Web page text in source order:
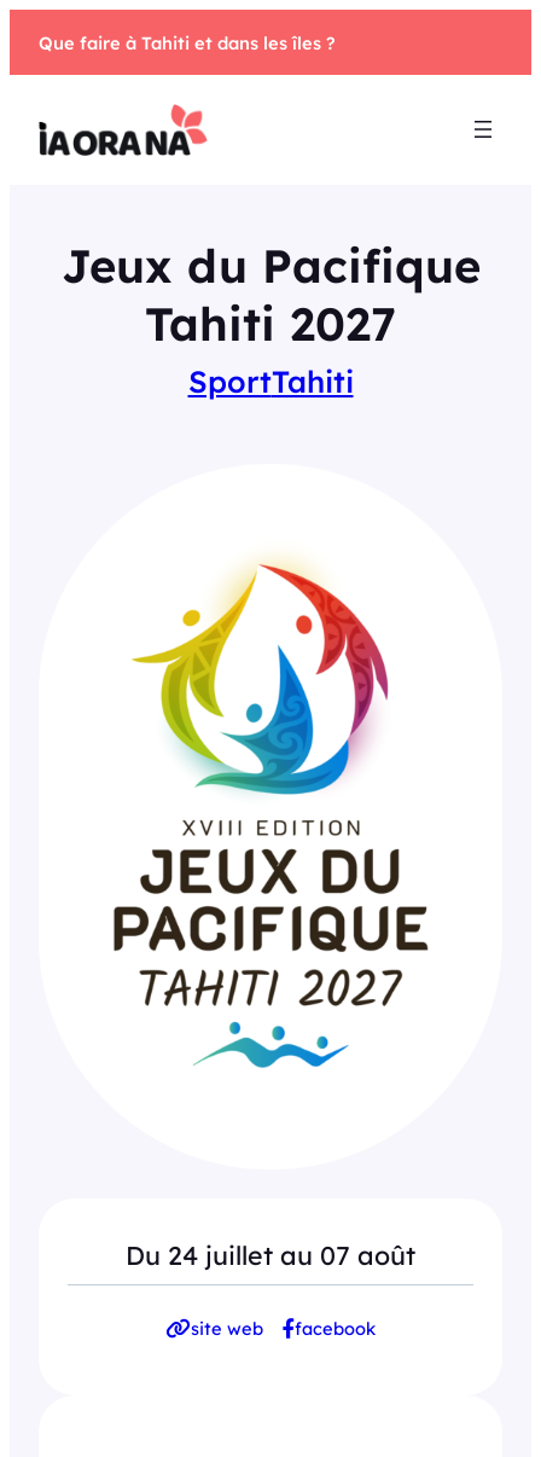
Que faire à Tahiti et dans les îles ?
Jeux du Pacifique
Tahiti 2027
SportTahiti
Du 24 juillet au 07 août
site web facebook